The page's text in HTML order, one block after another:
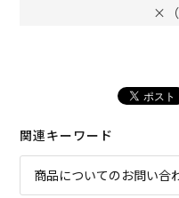
×（
関連キーワード
商品についてのお問い合